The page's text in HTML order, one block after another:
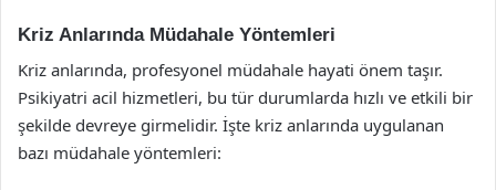
Kriz Anlarında Müdahale Yöntemleri
Kriz anlarında, profesyonel müdahale hayati önem taşır.
Psikiyatri acil hizmetleri, bu tür durumlarda hızlı ve etkili bir
şekilde devreye girmelidir. İşte kriz anlarında uygulanan
bazı müdahale yöntemleri: